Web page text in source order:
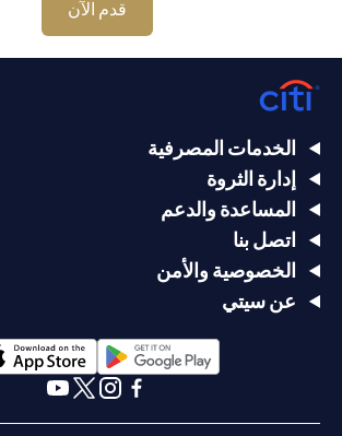
قدم الآن
الخدمات المصرفية
إدارة الثروة
المساعدة والدعم
اتصل بنا
الخصوصية والأمن
عن سيتي
(opens in a new tab)